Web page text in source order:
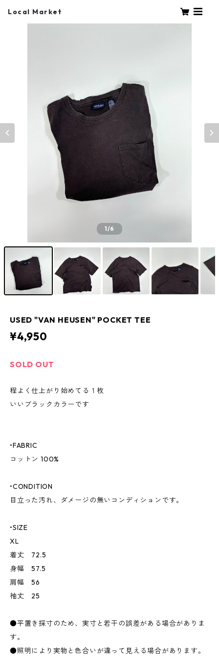
Local Market
1/6
USED "VAN HEUSEN" POCKET TEE
¥4,950
SOLD OUT
程よく仕上がり始めてる１枚
いいブラックカラーです
•FABRIC
コットン 100%
•CONDITION
目立った汚れ、ダメージの無いコンディションです。
•SIZE
XL
着丈 72.5
身幅 57.5
肩幅 56
袖丈 25
●平置き採寸のため、実寸と若干の誤差がある場合がありま
す。
●照明により実物と色合いが違って見える場合があります。